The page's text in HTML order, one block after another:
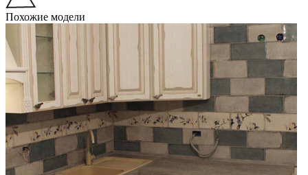
Похожие модели